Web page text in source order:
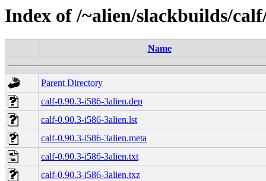
Index of /~alien/slackbuilds/
Name
Parent Directory
calf-0.90.3-i586-3alien.dep
calf-0.90.3-i586-3alien.lst
calf-0.90.3-i586-3alien.meta
calf-0.90.3-i586-3alien.txt
calf-0.90.3-i586-3alien.txz